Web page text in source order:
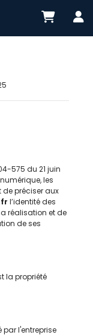
575 du 21 juin
les
préciser aux
l’identité des
réalisation et de
de ses
la propriété
par l'entreprise